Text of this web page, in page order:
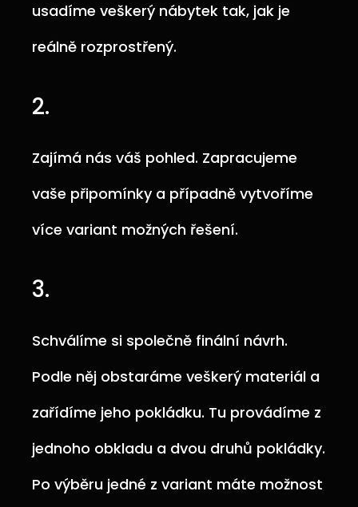
usadíme veškerý nábytek tak, jak je
reálně rozprostřený.
2.
Zajímá nás váš pohled. Zapracujeme
vaše připomínky a případně vytvoříme
více variant možných řešení.
3.
Schválíme si společně finální návrh.
Podle něj obstaráme veškerý materiál a
zařídíme jeho pokládku. Tu provádíme z
jednoho obkladu a dvou druhů pokládky.
Po výběru jedné z variant máte možnost